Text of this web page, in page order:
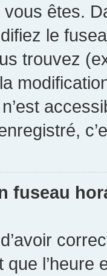
vous êtes.
le
trouvez
fuseau
que